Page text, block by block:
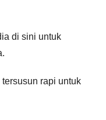
di sini untuk
tersusun rapi untuk